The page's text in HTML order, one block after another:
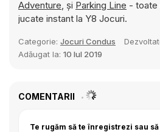
Adventure, și Parking Line - toate
jucate instant la Y8 Jocuri.
Categorie: Jocuri Condus
Adăugat la: 10 Iul 2019
COMENTARII
Te rugăm să te înregistrezi sau